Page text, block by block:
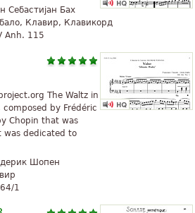
Себастијан Бах
Клавир, Клавикорд
Anh. 115
The Waltz in
by Frédéric
Chopin that was
was dedicated to
Шопен
1